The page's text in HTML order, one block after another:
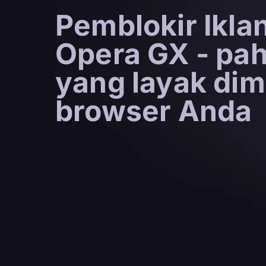
Pemblokir
Opera GX -
yang layak
browser Anda